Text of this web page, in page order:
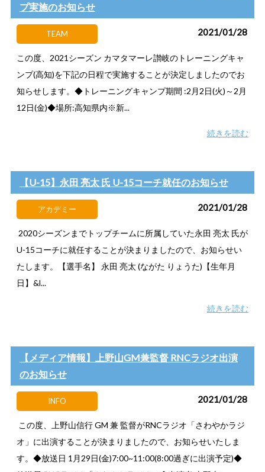
プ実施のお知らせ
TEAM 2021/01/28
この度、2021シーズン カマタマーレ讃岐のトレーニングキャ
ンプ(高知)を下記の日程で実施することが決定しましたのでお
知らせします。◆トレーニングキャンプ期間 :2月2日(火)～2月
12日(金)◆場所:高知県内※新...
続きを読む
【U-15】永田 亮太 氏 U-15コーチ就任のお知らせ
アカデミー 2021/01/28
2020シーズンまでトップチームに所属していた永田 亮太 氏が
U-15コーチに就任することが決まりましたので、お知らせい
たします。【選手名】 永田 亮太 (ながた りょうた)【生年月
日】&l...
続きを読む
【メディア情報】上野山GM兼監督 RNCラジオ出演
のお知らせ
INFO 2021/01/28
この度、上野山信行 GM 兼 監督がRNCラジオ「さわやかラジ
オ」に出演することが決まりましたので、お知らせいたしま
す。◆放送日 1月29日(金)7:00~11:00(8:00過ぎに出演予定)◆